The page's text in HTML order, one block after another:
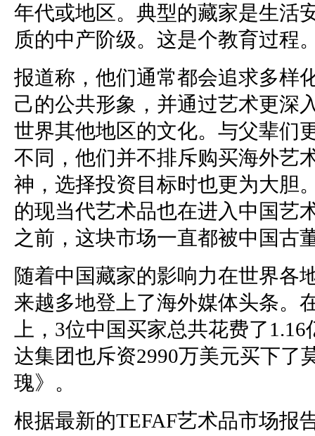
年代或地区。典型的藏家是生活
质的中产阶级。这是个教育过程
报道称，他们通常都会追求多样
己的公共形象，并通过艺术更深
世界其他地区的文化。与父辈们
不同，他们并不排斥购买海外艺
神，选择投资目标时也更为大胆
的现当代艺术品也在进入中国艺
之前，这块市场一直都被中国古
随着中国藏家的影响力在世界各
来越多地登上了海外媒体头条。
上，3位中国买家总共花费了
达集团也斥资2990万美元买下了
瑰》。
根据最新的TEFAF艺术品市场报